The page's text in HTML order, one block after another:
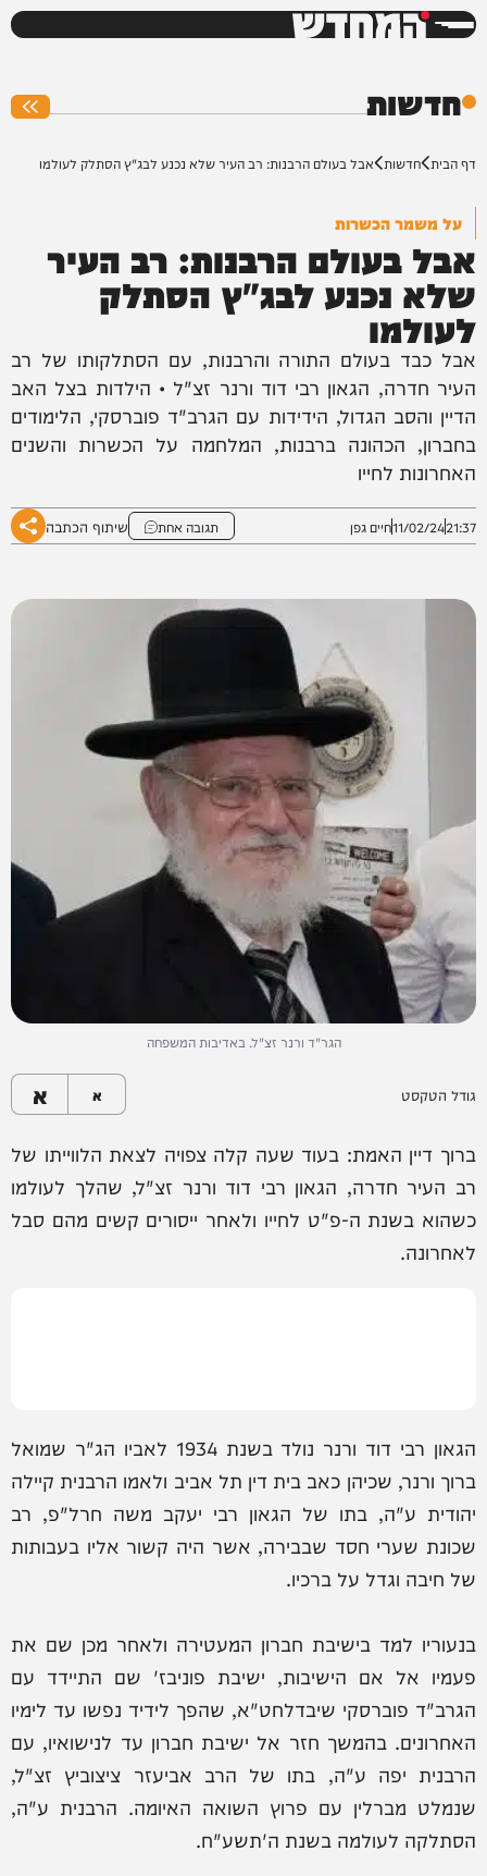
המחדש
חדשות
דף הבית חדשות אבל בעולם הרבנות: רב העיר שלא נכנע לבג"ץ הסתלק לעולמו
על משמר הכשרות
אבל בעולם הרבנות: רב העיר
שלא נכנע לבג"ץ הסתלק
לעולמו
אבל כבד בעולם התורה והרבנות, עם הסתלקותו של רב
העיר חדרה, הגאון רבי דוד ורנר זצ"ל • הילדות בצל האב
הדיין והסב הגדול, הידידות עם הגרב"ד פוברסקי, הלימודים
בחברון, הכהונה ברבנות, המלחמה על הכשרות והשנים
האחרונות לחייו
21:37
11/02/24חיים גפן תגובה אחת שיתוף הכתבה
הגר"ד ורנר זצ"ל. באדיבות המשפחה
גודל הטקסט א א
ברוך דיין האמת: בעוד שעה קלה צפויה לצאת הלווייתו של
רב העיר חדרה, הגאון רבי דוד ורנר זצ"ל, שהלך לעולמו
כשהוא בשנת ה-פ"ט לחייו ולאחר ייסורים קשים מהם סבל
לאחרונה.
הגאון רבי דוד ורנר נולד בשנת 1934 לאביו הג"ר שמואל
ברוך ורנר, שכיהן כאב בית דין תל אביב ולאמו הרבנית קיילה
יהודית ע"ה, בתו של הגאון רבי יעקב משה חרל"פ, רב
שכונת שערי חסד שבבירה, אשר היה קשור אליו בעבותות
של חיבה וגדל על ברכיו.
בנעוריו למד בישיבת חברון המעטירה ולאחר מכן שם את
פעמיו אל אם הישיבות, ישיבת פוניבז' שם התיידד עם
הגרב"ד פוברסקי שיבדלחט"א, שהפך לידיד נפשו עד לימיו
האחרונים. בהמשך חזר אל ישיבת חברון עד לנישואיו, עם
הרבנית יפה ע"ה, בתו של הרב אביעזר ציצוביץ זצ"ל,
שנמלט מברלין עם פרוץ השואה האיומה. הרבנית ע"ה,
הסתלקה לעולמה בשנת ה'תשע"ח.